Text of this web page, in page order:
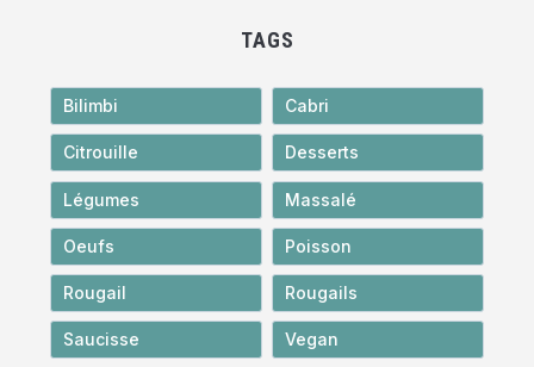
TAGS
Bilimbi Cabri
Citrouille Desserts
Légumes Massalé
Oeufs Poisson
Rougail Rougails
Saucisse Vegan